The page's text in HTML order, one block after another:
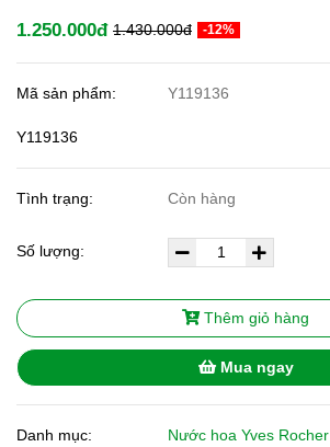
1.250.000đ 1.430.000đ -12%
Mã sản phẩm: Y119136
Y119136
Tình trạng: Còn hàng
Số lượng:
Thêm giỏ hàng
Mua ngay
Danh mục: Nước hoa Yves Rocher